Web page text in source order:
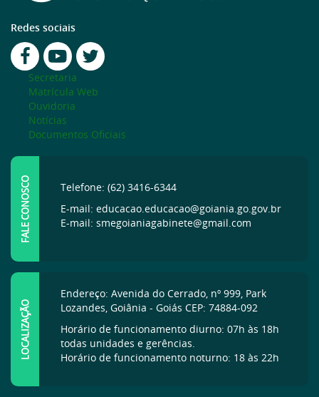
Redes sociais
Secretaria
Matrícula Web
Ouvidoria
Notícias
Documentos Oficiais
FALE CONOSCO
Telefone: (62) 3416-6344
E-mail: educacao.educacao@goiania.go.gov.br
E-mail: smegoianiagabinete@gmail.com
LOCALIZAÇÃO
Endereço: Avenida do Cerrado, nº 999, Park
Lozandes, Goiânia - Goiás CEP: 74884-092
Horário de funcionamento diurno: 07h às 18h
todas unidades e gerências.
Horário de funcionamento noturno: 18 às 22h